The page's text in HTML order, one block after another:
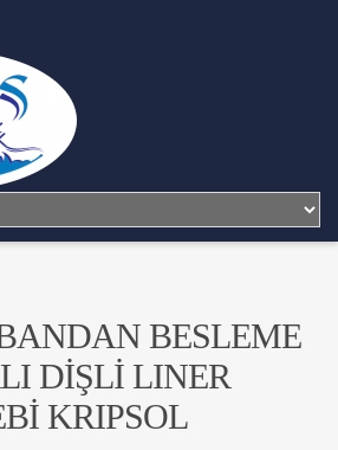
BESLEME
DİŞLİ LINER
KRIPSOL